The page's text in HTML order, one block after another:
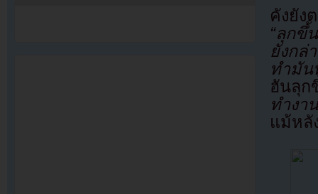
คังยัง
“ลุกขึ้
ยังกล่
ทำมัน
ฮันลุก
ทำงา
แม้หลั